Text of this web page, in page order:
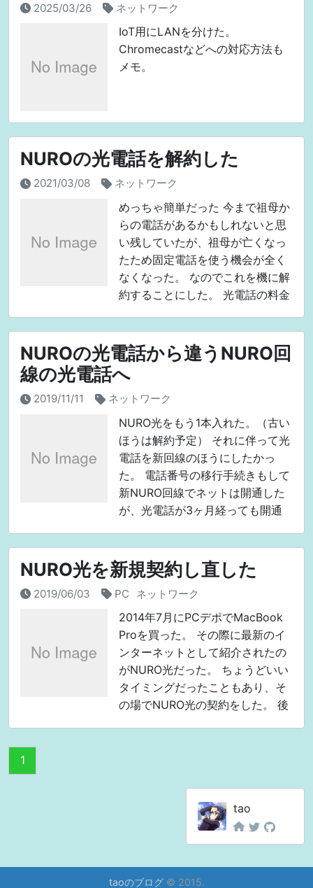
2025/03/26 ネットワーク
IoT用にLANを分けた。
Chromecastなどへの対応方法も
メモ。
NUROの光電話を解約した
2021/03/08 ネットワーク
めっちゃ簡単だった 今まで祖母か
らの電話があるかもしれないと思
い残していたが、祖母が亡くなっ
たため固定電話を使う機会が全く
なくなった。 なのでこれを機に解
約することにした。 光電話の料金
NURO光でんわ基本料金: 550円
NUROの光電話から違うNURO回
線の光電話へ
2019/11/11 ネットワーク
NURO光をもう1本入れた。（古い
ほうは解約予定） それに伴って光
電話を新回線のほうにしたかっ
た。 電話番号の移行手続きもして
新NURO回線でネットは開通した
が、光電話が3ヶ月経っても開通
てみた。 以下のツイートログでは
MNPと言ってい
NURO光を新規契約し直した
2019/06/03 PC ネットワーク
2014年7月にPCデポでMacBook
Proを買った。 その際に最新のイ
ンターネットとして紹介されたの
がNURO光だった。 ちょうどいい
タイミングだったこともあり、そ
の場でNURO光の契約をした。 後
1
tao
taoのブログ© 2015.